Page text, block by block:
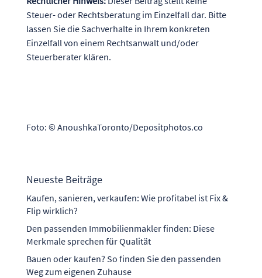
Steuer- oder Rechtsberatung im Einzelfall dar. Bitte
lassen Sie die Sachverhalte in Ihrem konkreten
Einzelfall von einem Rechtsanwalt und/oder
Steuerberater klären.
Foto: © AnoushkaToronto/Depositphotos.co
Neueste Beiträge
Kaufen, sanieren, verkaufen: Wie profitabel ist Fix &
Flip wirklich?
Den passenden Immobilienmakler finden: Diese
Merkmale sprechen für Qualität
Bauen oder kaufen? So finden Sie den passenden
Weg zum eigenen Zuhause